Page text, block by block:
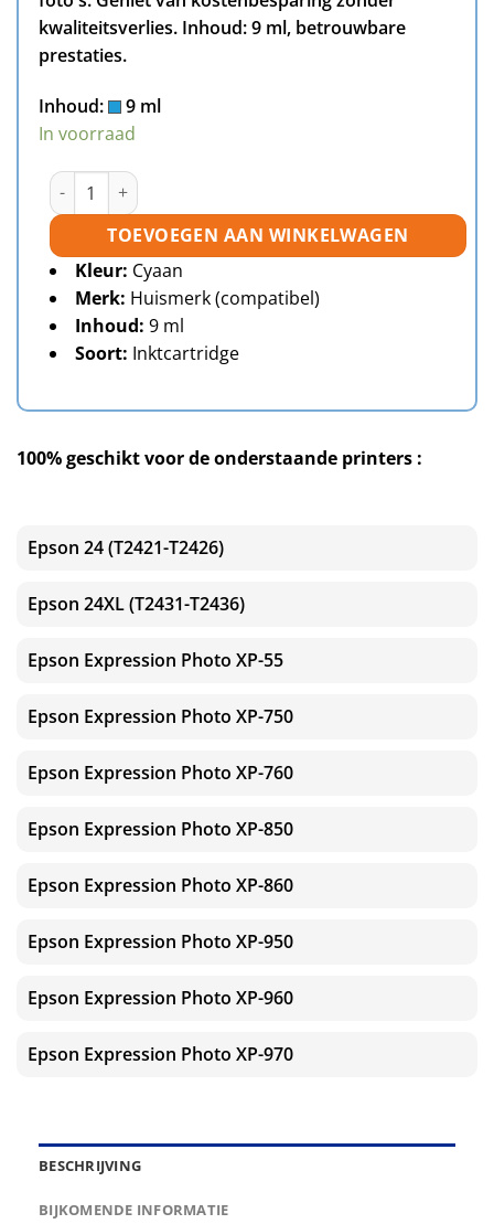
kwaliteitsverlies. Inhoud: 9 ml, betrouwbare
prestaties.
Inhoud:
9 ml
In voorraad
Epson 24 (T2422) inktcartridge cyaan huismerk aantal
TOEVOEGEN AAN WINKELWAGEN
Kleur: Cyaan
Merk: Huismerk (compatibel)
Inhoud: 9 ml
Soort: Inktcartridge
100% geschikt voor de onderstaande printers :
Epson 24 (T2421-T2426)
Epson 24XL (T2431-T2436)
Epson Expression Photo XP-55
Epson Expression Photo XP-750
Epson Expression Photo XP-760
Epson Expression Photo XP-850
Epson Expression Photo XP-860
Epson Expression Photo XP-950
Epson Expression Photo XP-960
Epson Expression Photo XP-970
BESCHRIJVING
BIJKOMENDE INFORMATIE